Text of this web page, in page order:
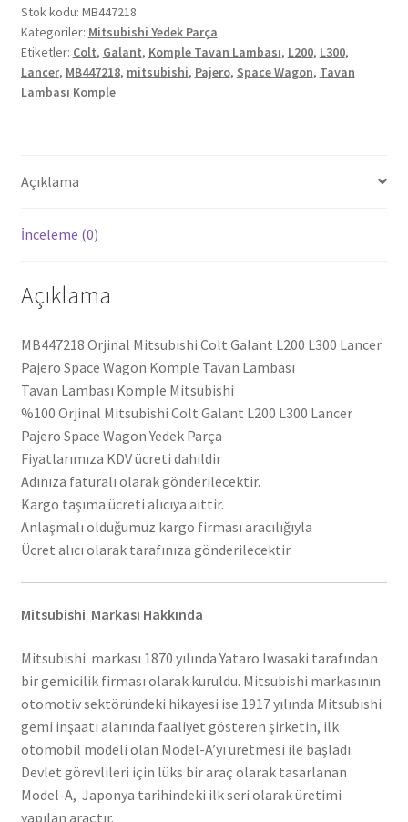
L200
L300
Lancer
Pajero
Space
Lambası
adet
Stok kodu: MB447218
Kategoriler: Mitsubishi Yedek Parça
Etiketler: Colt, Galant, Komple Tavan Lambası, L200, L300,
Lancer, MB447218, mitsubishi, Pajero, Space Wagon, Tavan
Lambası Komple
Açıklama
İnceleme (0)
Açıklama
MB447218 Orjinal Mitsubishi Colt Galant L200 L300 Lancer
Pajero Space Wagon Komple Tavan Lambası
Tavan Lambası Komple Mitsubishi
%100 Orjinal Mitsubishi Colt Galant L200 L300 Lancer
Pajero Space Wagon Yedek Parça
Fiyatlarımıza KDV ücreti dahildir
Adınıza faturalı olarak gönderilecektir.
Kargo taşıma ücreti alıcıya aittir.
Anlaşmalı olduğumuz kargo firması aracılığıyla
Ücret alıcı olarak tarafınıza gönderilecektir.
Mitsubishi Markası Hakkında
Mitsubishi markası 1870 yılında Yataro Iwasaki tarafından
bir gemicilik firması olarak kuruldu. Mitsubishi markasının
otomotiv sektöründeki hikayesi ise 1917 yılında Mitsubishi
gemi inşaatı alanında faaliyet gösteren şirketin, ilk
otomobil modeli olan Model-A’yı üretmesi ile başladı.
Devlet görevlileri için lüks bir araç olarak tasarlanan
Model-A, Japonya tarihindeki ilk seri olarak üretimi
yapılan araçtır.